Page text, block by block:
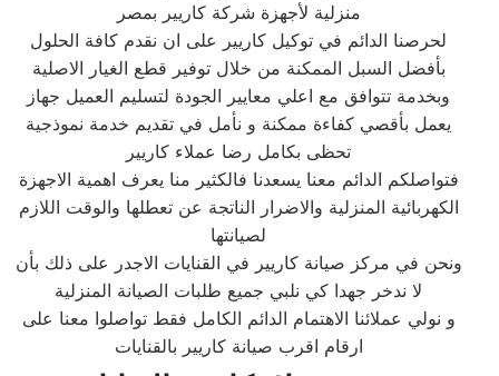
منزلية لأجهزة شركة كاريير بمصر
لحرصنا الدائم في توكيل كاريير على ان نقدم كافة الحلول
بأفضل السبل الممكنة من خلال توفير قطع الغيار الاصلية
وبخدمة تتوافق مع اعلي معايير الجودة لتسليم العميل جهاز
يعمل بأقصي كفاءة ممكنة و نأمل في تقديم خدمة نموذجية
تحظى بكامل رضا عملاء كاريير
فتواصلكم الدائم معنا يسعدنا فالكثير منا يعرف اهمية الاجهزة
الكهربائية المنزلية والاضرار الناتجة عن تعطلها والوقت اللازم
لصيانتها
ونحن في مركز صيانة كاريير في القنايات الاجدر على ذلك بأن
لا ندخر جهدا كي نلبي جميع طلبات الصيانة المنزلية
و نولي عملائنا الاهتمام الدائم الكامل فقط تواصلوا معنا على
ارقام اقرب صيانة كاريير بالقنايات